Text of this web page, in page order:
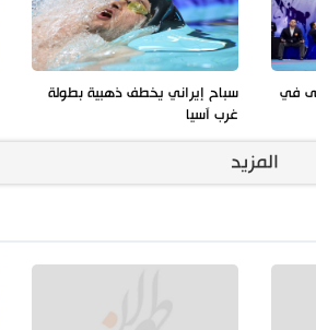
في
سباح إيراني يخطف ذهبية بطولة
غرب آسيا
المزيد